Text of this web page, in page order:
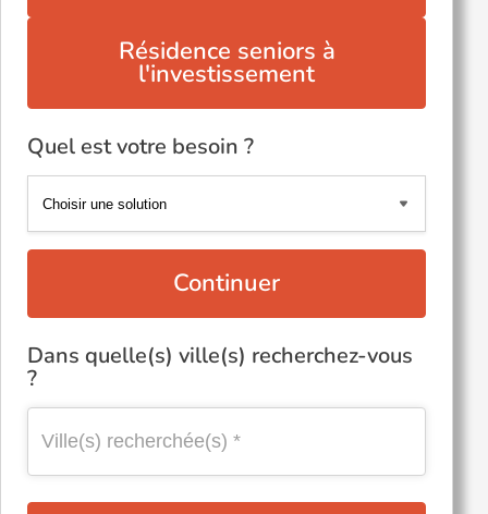
Résidence seniors à
l'investissement
Quel est votre besoin ?
Continuer
Dans quelle(s) ville(s) recherchez-vous
?